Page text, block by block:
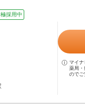
採用中
マイナ
薬局
のでご